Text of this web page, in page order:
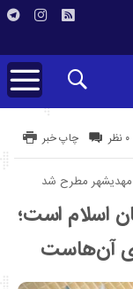
چاپ خبر ۰ نظر
مهدیشهر مطرح شد
اسلام است؛
آن‌هاست